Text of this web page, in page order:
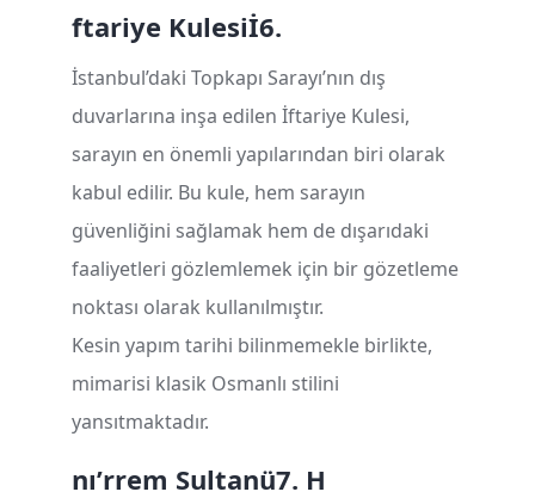
6.
İ
ftariye Kulesi
İstanbul’daki Topkapı Sarayı’nın dış
duvarlarına inşa edilen İftariye Kulesi,
sarayın en önemli yapılarından biri olarak
kabul edilir. Bu kule, hem sarayın
güvenliğini sağlamak hem de dışarıdaki
faaliyetleri gözlemlemek için bir gözetleme
noktası olarak kullanılmıştır.
Kesin yapım tarihi bilinmemekle birlikte,
mimarisi klasik Osmanlı stilini
yansıtmaktadır.
7. H
ü
rrem Sultan
’
ı
n